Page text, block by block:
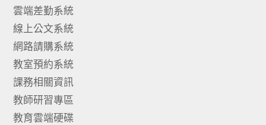
雲端差勤系統
線上公文系統
網路請購系統
教室預約系統
課務相關資訊
教師研習專區
教育雲端硬碟